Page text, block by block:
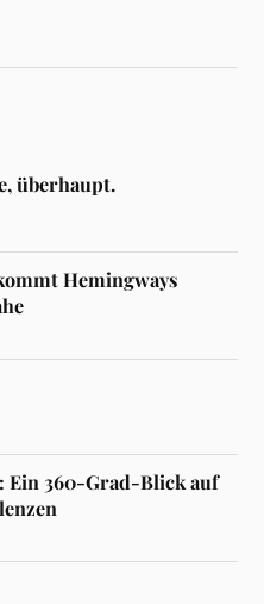
überhaupt.
Hemingways
360-Grad-Blick auf